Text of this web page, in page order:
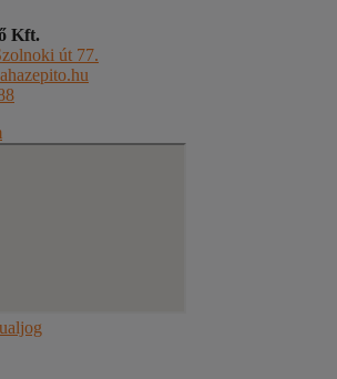
Kft.
út 77.